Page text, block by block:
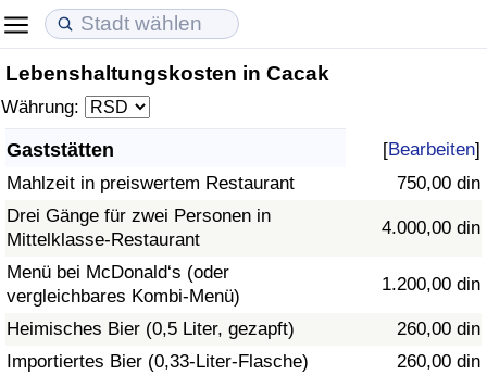
Lebenshaltungskosten in Cacak
Währung:
Gaststätten [Bearbeiten]
Mahlzeit in preiswertem Restaurant
750,00 din
Drei Gänge für zwei Personen in
Mittelklasse-Restaurant
4.000,00 din
Menü bei McDonald‘s (oder
vergleichbares Kombi-Menü)
1.200,00 din
Heimisches Bier (0,5 Liter, gezapft)
260,00 din
Importiertes Bier (0,33-Liter-Flasche)
260,00 din
Lebenshaltungskosten
Lebenshaltungskosten-Index (aktuell)
Lebenshaltungskosten-Index
Lebenshaltungskosten-Index nach Land
in Akaba
Immobilienpreise
Immobilienpreis-Index (aktuell)
Immobilienpreis-Index
Immobilienpreis-Index nach Land
Lebensqualität
Lebensqualität-Index
Lebensqualität-Index (aktuell)
Lebensqualitätsindex nach Land
Kriminalität
Kriminalitäts-Index (aktuell)